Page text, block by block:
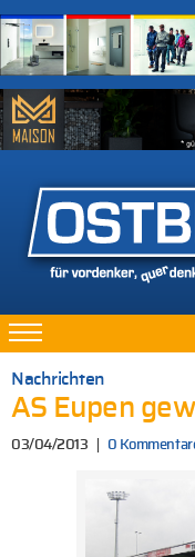
Nachrichten
AS Eupen
03/04/2013 0